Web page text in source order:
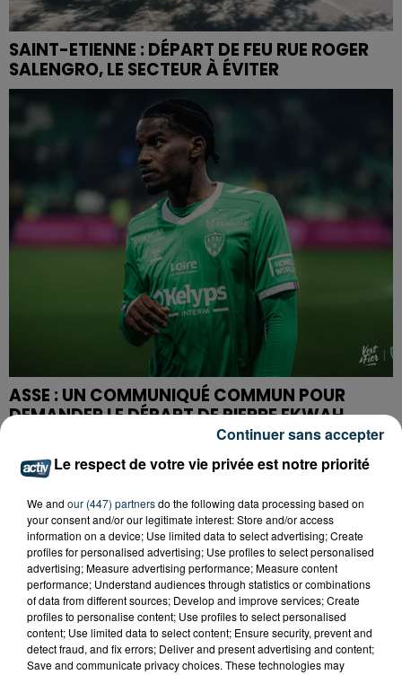
SAINT-ETIENNE : DÉPART DE FEU RUE ROGER
SALENGRO, LE SECTEUR À ÉVITER
ASSE : UN COMMUNIQUÉ COMMUN POUR
DEMANDER LE DÉPART DE PIERRE EKWAH
Le respect de votre vie privée est notre priorité
We and our (447) partnersdo the following data processing based on
your consent and/or our legitimate interest: Store and/or access
information on a device; Use limited data to select advertising; Create
profiles for personalised advertising; Use profiles to select personalised
advertising; Measure advertising performance; Measure content
performance; Understand audiences through statistics or combinations
of data from different sources; Develop and improve services; Create
profiles to personalise content; Use profiles to select personalised
content; Use limited data to select content; Ensure security, prevent and
detect fraud, and fix errors; Deliver and present advertising and content;
Save and communicate privacy choices. These technologies may
Continuer sans accepter